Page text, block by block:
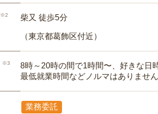
※2 柴又 徒歩5分
（東京都葛飾区付近）
※3
8時～20時の間で1時間〜、好きな日
最低就業時間などノルマはありません
業務委託